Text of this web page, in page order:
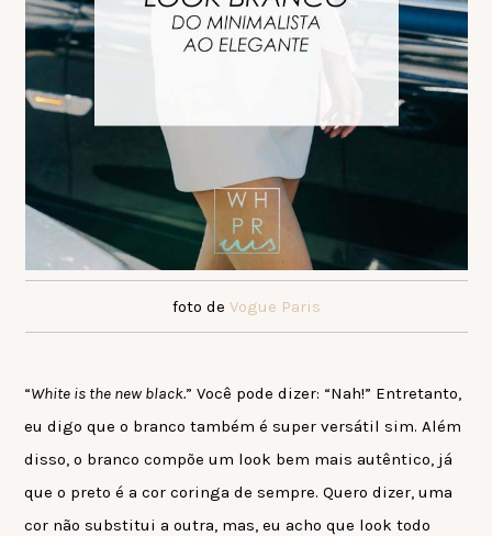
foto de Vogue Paris
“White is the new black.” Você pode dizer: “Nah!” Entretanto,
eu digo que o branco também é super versátil sim. Além
disso, o branco compõe um look bem mais autêntico, já
que o preto é a cor coringa de sempre. Quero dizer, uma
cor não substitui a outra, mas, eu acho que look todo